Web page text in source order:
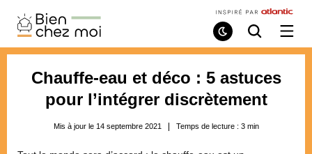
Bien
Chez
Moi
Mode
de
Recherche
/
Chauffe-eau et déco : 5 astuces
pour l’intégrer discrètement
Mis à jour le 14 septembre 2021 Temps de lecture : 3 min